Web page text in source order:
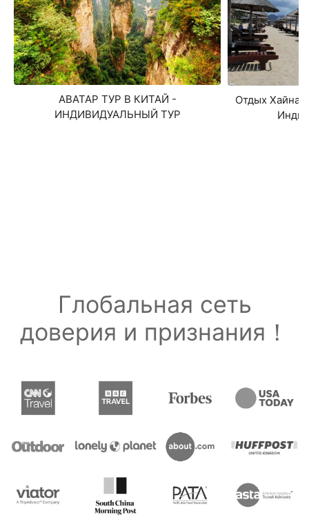
АВАТАР ТУР В КИТАЙ -
ИНДИВИДУАЛЬНЫЙ ТУР
Отдых
Глобальная сеть
доверия и признания！